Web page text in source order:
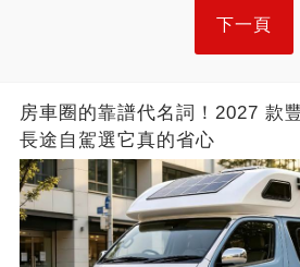
下一頁
房車圈的靠譜代名詞！2027 款
長途自駕選它真的省心